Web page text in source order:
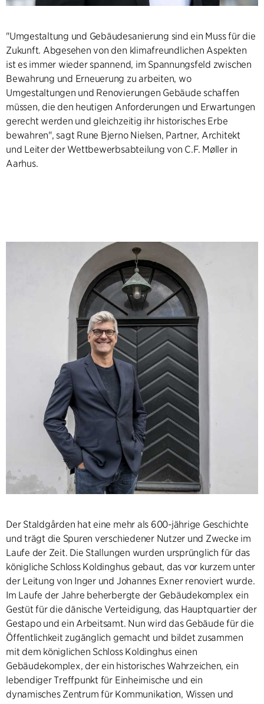
"Umgestaltung und Gebäudesanierung sind ein Muss für die
Zukunft. Abgesehen von den klimafreundlichen Aspekten
ist es immer wieder spannend, im Spannungsfeld zwischen
Bewahrung und Erneuerung zu arbeiten, wo
Umgestaltungen und Renovierungen Gebäude schaffen
müssen, die den heutigen Anforderungen und Erwartungen
gerecht werden und gleichzeitig ihr historisches Erbe
bewahren", sagt Rune Bjerno Nielsen, Partner, Architekt
und Leiter der Wettbewerbsabteilung von C.F. Møller in
Aarhus.
Der Staldgården hat eine mehr als 600-jährige Geschichte
und trägt die Spuren verschiedener Nutzer und Zwecke im
Laufe der Zeit. Die Stallungen wurden ursprünglich für das
königliche Schloss Koldinghus gebaut, das vor kurzem unter
der Leitung von Inger und Johannes Exner renoviert wurde.
Im Laufe der Jahre beherbergte der Gebäudekomplex ein
Gestüt für die dänische Verteidigung, das Hauptquartier der
Gestapo und ein Arbeitsamt. Nun wird das Gebäude für die
Öffentlichkeit zugänglich gemacht und bildet zusammen
mit dem königlichen Schloss Koldinghus einen
Gebäudekomplex, der ein historisches Wahrzeichen, ein
lebendiger Treffpunkt für Einheimische und ein
dynamisches Zentrum für Kommunikation, Wissen und